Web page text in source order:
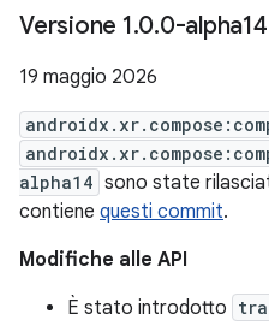
Versione 1.0.0-alpha14
19 maggio 2026
alpha14 sono state
contiene questi commit.
Modifiche alle API
È stato introdotto